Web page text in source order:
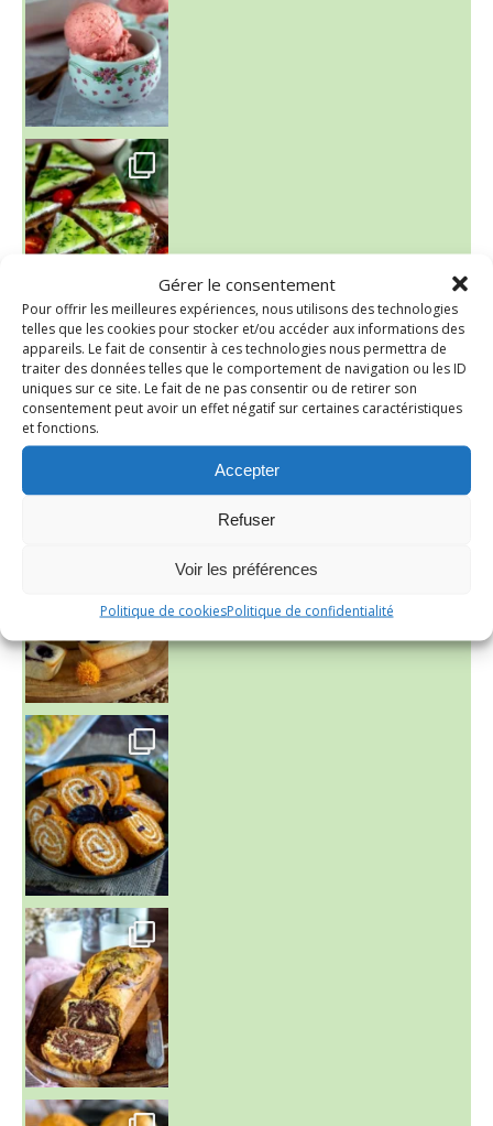
Gérer le consentement
Pour offrir les meilleures expériences, nous utilisons des technologies
telles que les cookies pour stocker et/ou accéder aux informations des
appareils. Le fait de consentir à ces technologies nous permettra de
traiter des données telles que le comportement de navigation ou les ID
uniques sur ce site. Le fait de ne pas consentir ou de retirer son
consentement peut avoir un effet négatif sur certaines caractéristiques
et fonctions.
Accepter
Refuser
Voir les préférences
Politique de cookiesPolitique de confidentialité
~ SALADE DE PÂTES AUX DEUX TOMATES THON ET BURRA
~ BUNS MAISON ~